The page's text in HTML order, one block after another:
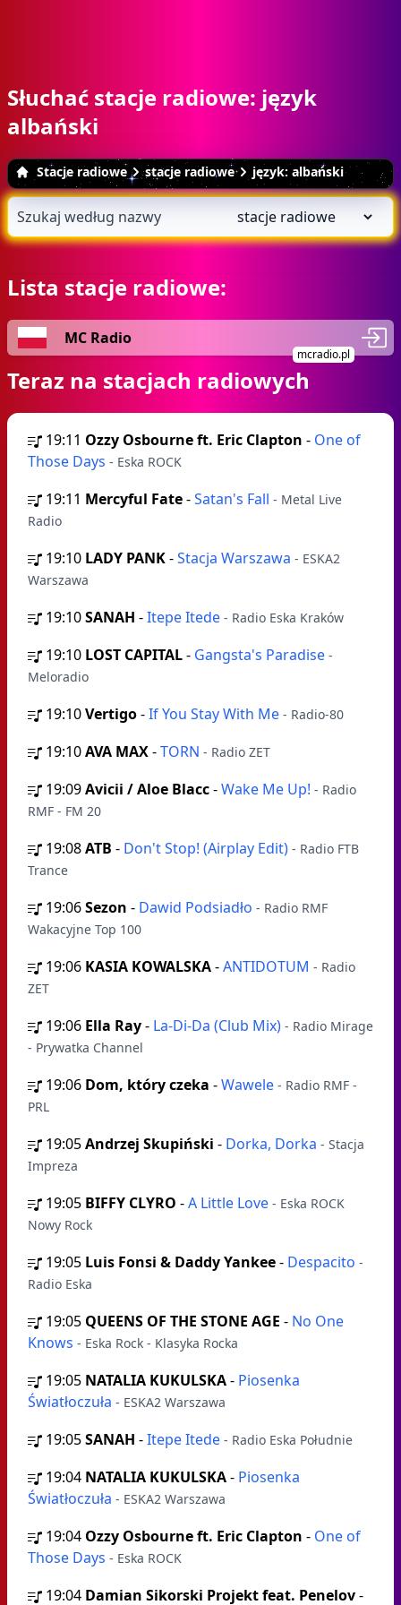
Słuchać stacje radiowe: język
albański
Stacje radiowe stacje radiowe język: albański
Lista stacje radiowe:
MC Radio
mcradio.pl
Teraz na stacjach radiowych
19:11 Ozzy Osbourne ft. Eric Clapton - One of
Those Days - Eska ROCK
19:11 Mercyful Fate-Satan's Fall - Metal Live
Radio
19:10 LADY PANK-Stacja Warszawa - ESKA2
Warszawa
19:10SANAH -Itepe Itede - Radio Eska Kraków
19:10 LOST CAPITAL- Gangsta's Paradise -
Meloradio
19:10Vertigo-If You Stay With Me - Radio-80
19:10AVA MAX-TORN - Radio ZET
19:09Avicii / Aloe Blacc-Wake Me Up! - Radio
RMF - FM 20
19:08ATB - Don't Stop! (Airplay Edit) - Radio FTB
Trance
19:06Sezon - Dawid Podsiadło - Radio RMF
Wakacyjne Top 100
19:06 KASIA KOWALSKA-ANTIDOTUM - Radio
ZET
19:06 Ella Ray- La-Di-Da (Club Mix) - Radio Mirage
- Prywatka Channel
19:06 Dom, który czeka -Wawele - Radio RMF -
PRL
19:05Andrzej Skupiński - Dorka, Dorka - Stacja
Impreza
19:05 BIFFY CLYRO -A Little Love - Eska ROCK
Nowy Rock
19:05 Luis Fonsi & Daddy Yankee- Despacito -
Radio Eska
19:05 QUEENS OF THE STONE AGE - No One
Knows - Eska Rock - Klasyka Rocka
19:05 NATALIA KUKULSKA- Piosenka
Światłoczuła - ESKA2 Warszawa
19:05SANAH -Itepe Itede - Radio Eska Południe
19:04 NATALIA KUKULSKA- Piosenka
Światłoczuła - ESKA2 Warszawa
19:04 Ozzy Osbourne ft. Eric Clapton - One of
Those Days - Eska ROCK
19:04 Damian Sikorski Projekt feat. Penelov-